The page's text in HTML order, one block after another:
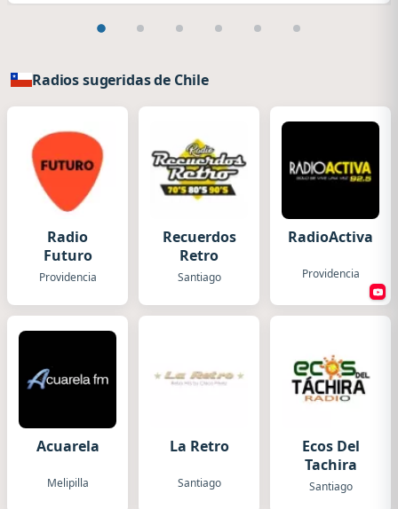
Radios sugeridas de Chile
Radio
Futuro
Providencia
Recuerdos
Retro
Santiago
RadioActiva
Providencia
Acuarela
Melipilla
La Retro
Santiago
Ecos Del
Tachira
Santiago